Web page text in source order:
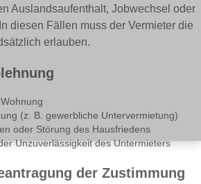
Auslandsaufenthalt, Jobwechsel oder
diesen Fällen muss der Vermieter die
erlauben.
(z. B. gewerbliche Untervermietung)
oder Störung des Hausfriedens
Unzuverlässigkeit des Untermieters
der Zustimmung